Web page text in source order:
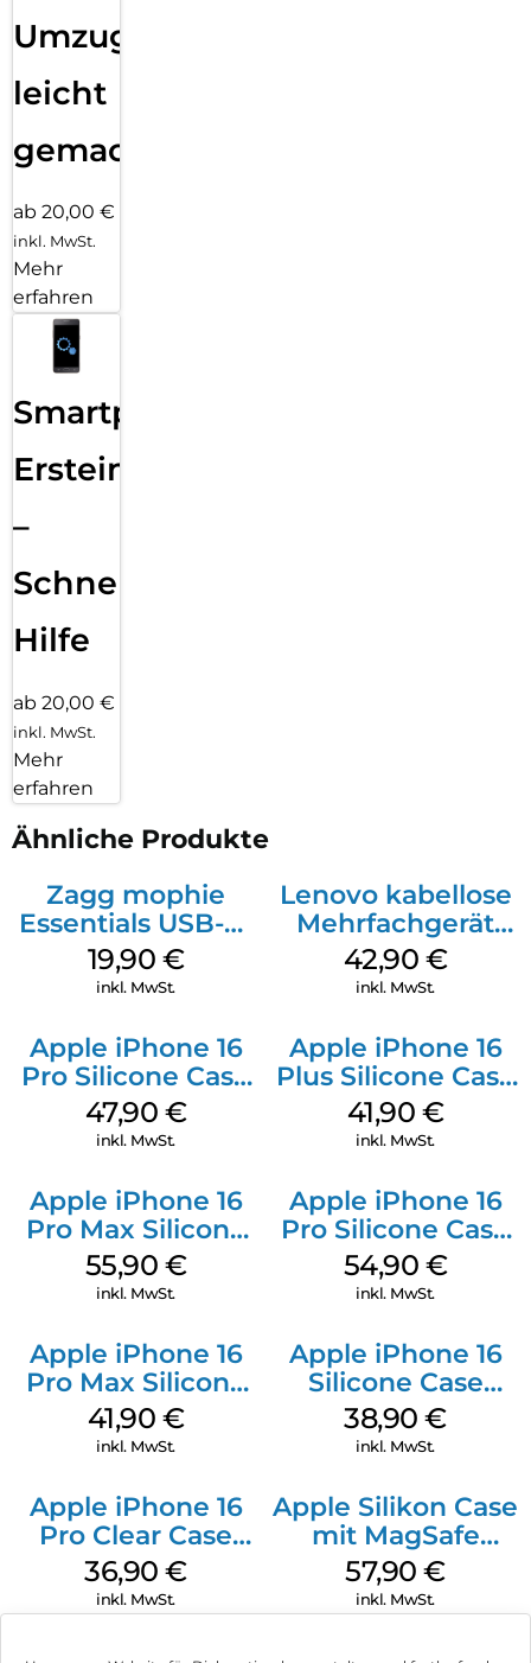
Umzug
leicht
gemacht!
ab 20,00 €
inkl. MwSt.
Mehr
erfahren
Smartphone
Ersteinrichtung
–
Schnelle
Hilfe
ab 20,00 €
inkl. MwSt.
Mehr
erfahren
Ähnliche Produkte
Zagg mophie
Essentials USB-C-
20W Charger PD
Weiß
19,90 €
inkl. MwSt.
Lenovo kabellose
Mehrfachgerät
Luna Grey
42,90 €
inkl. MwSt.
Apple iPhone 16
Pro Silicone Case
MagSafe Denim
47,90 €
inkl. MwSt.
Apple iPhone 16
Plus Silicone Case
MagSafe Stone
Gray
41,90 €
inkl. MwSt.
Apple iPhone 16
Pro Max Silicone
Case MagSafe
Stone Gray
55,90 €
inkl. MwSt.
Apple iPhone 16
Pro Silicone Case
MagSafe Black
54,90 €
inkl. MwSt.
Apple iPhone 16
Pro Max Silicone
Case MagSafe
Ultramarine
41,90 €
inkl. MwSt.
Apple iPhone 16
Silicone Case
MagSafe
Ultramarine
38,90€
inkl. MwSt.
Apple iPhone 16
Pro Clear Case
MagSafe
Transparent
36,90€
inkl. MwSt.
Apple Silikon Case
mit MagSafe
iPhone 14 Pro
(PRODUCT)RED
57,90€
inkl. MwSt.